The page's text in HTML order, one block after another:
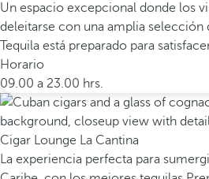
Un espacio excepcional donde los
deleitarse con una amplia selección
Tequila está preparado para
Horario
09.00 a 23.00 hrs.
Cigar Lounge La Cantina
La experiencia perfecta para